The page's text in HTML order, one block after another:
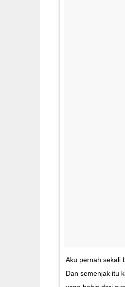
Aku pernah sekali
Dan semenjak itu